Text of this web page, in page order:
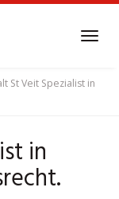
St Veit Spezialist in
in